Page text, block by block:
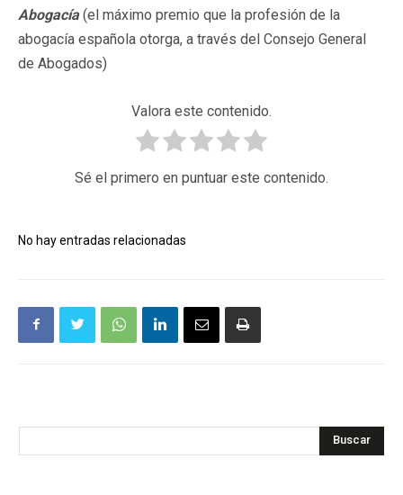
Abogacía (el máximo premio que la profesión de la
abogacía española otorga, a través del Consejo General
de Abogados)
Valora este contenido.
Sé el primero en puntuar este contenido.
No hay entradas relacionadas
Buscar